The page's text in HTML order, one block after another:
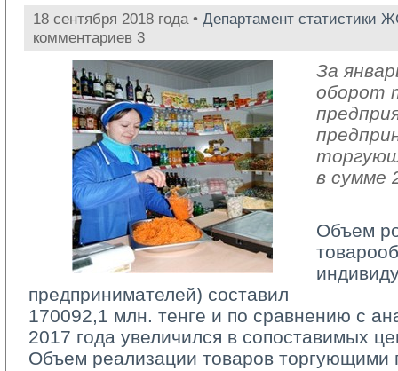
18 сентября 2018 года • Департамент статистики
комментариев 3
За
оборот
в сумме
Объем
предпринимателей) составил
170092,1 млн. тенге и по сравнению с
2017 года увеличился в сопоставимых
Объем реализации товаров торгующими